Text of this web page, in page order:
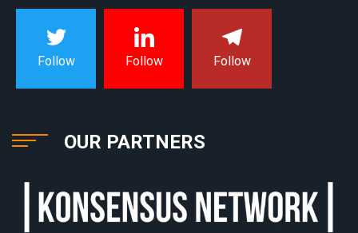
Follow Follow Follow
OUR PARTNERS